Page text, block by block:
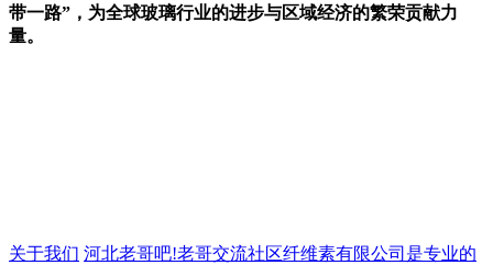
带一路”，为全球玻璃行业的进步与区域经济的繁荣贡献力
量。
关于我们 河北老哥吧!老哥交流社区纤维素有限公司是专业的